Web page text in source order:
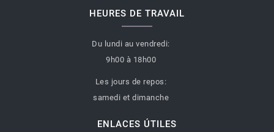
HEURES DE TRAVAIL
Du lundi au vendredi:
9h00 à 18h00
Les jours de repos:
samedi et dimanche
ENLACES ÚTILES